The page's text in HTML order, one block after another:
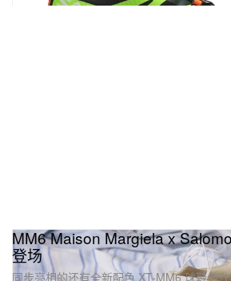
MM6 Maison Margiela x
登场
同步亮相的还有全新配色 XT-MM6 球鞋与